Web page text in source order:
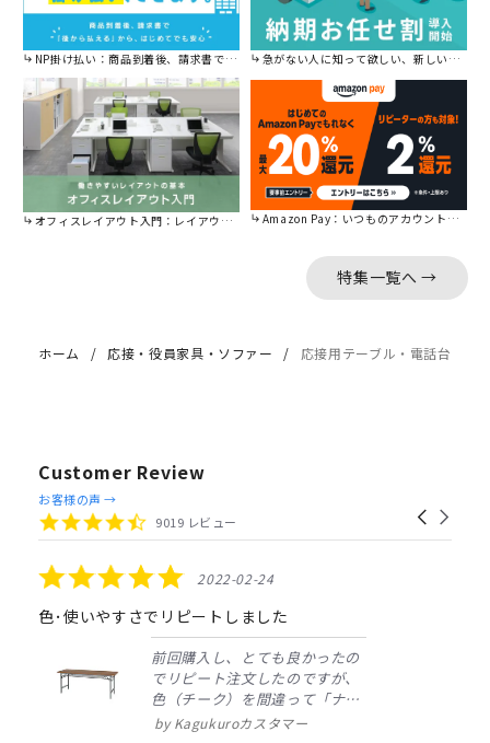
NP掛け払い：商品到着後、請求書で後から払えます。 急がない人に知って欲しい、新しい割引を始めました。
オフィスレイアウト入門：レイアウトの基本をご紹介。 Amazon Pay：いつものアカウントで簡単に決済可能。
特集一覧へ →
ホーム 応接・役員家具・ソファー 応接用テーブル・電話台
Customer Review
Reviews
carousel
Carousel
4.4
star
9019 レビュー
お客様の声 →
5.0
star
rating
2022-02-24
色･使いやすさでリピートしました
前回購入し、とても良かったの
でリピート注文したのですが、
色（チーク）を間違って「ナチ
ュラル」としてしまいました。
Kagukuroカスタマー